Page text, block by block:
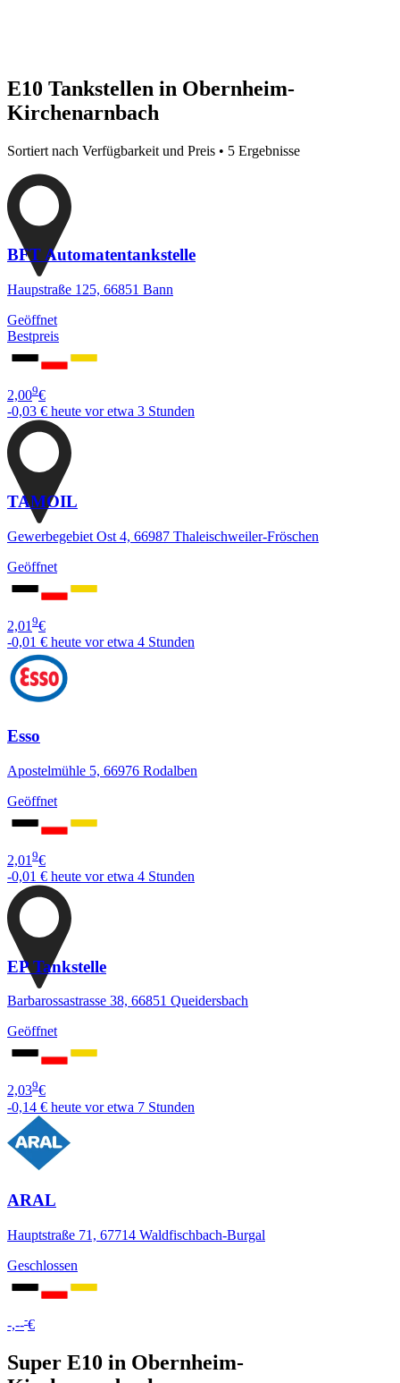
E10 Tankstellen in Obernheim-
Kirchenarnbach
Sortiert nach Verfügbarkeit und Preis • 5 Ergebnisse
BFT Automatentankstelle
Haupstraße 125, 66851 Bann
Geöffnet
Bestpreis
2,009€
-0,03 € heute vor etwa 3 Stunden
TAMOIL
Gewerbegebiet Ost 4, 66987 Thaleischweiler-Fröschen
Geöffnet
2,01 9€
-0,01 € heute vor etwa 4 Stunden
Esso
Apostelmühle 5, 66976 Rodalben
Geöffnet
2,01 9€
-0,01 € heute vor etwa 4 Stunden
EP Tankstelle
Barbarossastrasse 38, 66851 Queidersbach
Geöffnet
2,039€
-0,14 € heute vor etwa 7 Stunden
ARAL
Hauptstraße 71, 67714 Waldfischbach-Burgal
Geschlossen
-,---€
Super E10 in Obernheim-